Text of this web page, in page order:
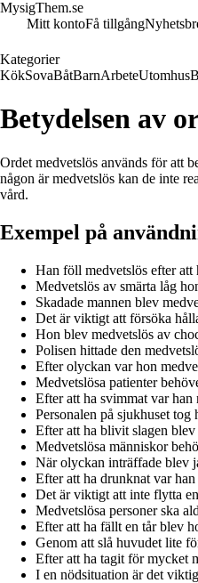
MysigThem.se
Mitt kontoFå tillgång
Kategorier
KökSovaBåtBarnArbeteUtomhus
Betydelsen av
Ordet medvetslös används för att
någon är medvetslös kan de inte
vård.
Exempel på
Han föll medvetslös efter att
Medvetslös av smärta låg
Skadade mannen blev
Det är viktigt att försöka
Hon blev medvetslös av
Polisen hittade den
Efter olyckan var hon
Medvetslösa patienter
Efter att ha svimmat var han
Personalen på sjukhuset
Efter att ha blivit slagen blev
Medvetslösa människor
När olyckan inträffade blev
Efter att ha drunknat var
Det är viktigt att inte flytta
Medvetslösa personer ska
Efter att ha fällt en tår blev
Genom att slå huvudet lite
Efter att ha tagit för mycket
I en nödsituation är det